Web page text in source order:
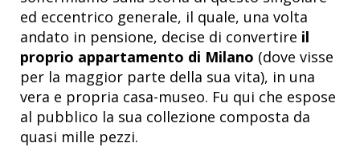
ed eccentrico generale, il quale, una volta
andato in pensione, decise di convertire il
proprio appartamento di Milano (dove visse
per la maggior parte della sua vita), in una
vera e propria casa-museo. Fu qui che espose
al pubblico la sua collezione composta da
quasi mille pezzi.